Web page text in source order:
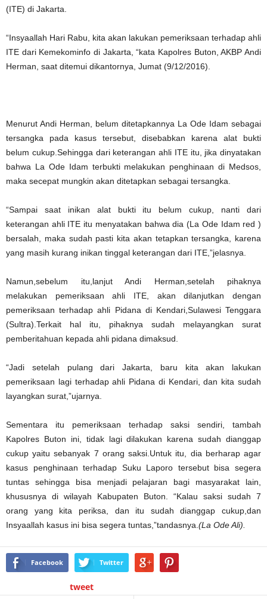
(ITE) di Jakarta.
“Insyaallah Hari Rabu, kita akan lakukan pemeriksaan terhadap ahli
ITE dari Kemekominfo di Jakarta, “kata Kapolres Buton, AKBP Andi
Herman, saat ditemui dikantornya, Jumat (9/12/2016).
Menurut Andi Herman, belum ditetapkannya La Ode Idam sebagai
tersangka pada kasus tersebut, disebabkan karena alat bukti
belum cukup.Sehingga dari keterangan ahli ITE itu, jika dinyatakan
bahwa La Ode Idam terbukti melakukan penghinaan di Medsos,
maka secepat mungkin akan ditetapkan sebagai tersangka.
“Sampai saat inikan alat bukti itu belum cukup, nanti dari
keterangan ahli ITE itu menyatakan bahwa dia (La Ode Idam red )
bersalah, maka sudah pasti kita akan tetapkan tersangka, karena
yang masih kurang inikan tinggal keterangan dari ITE,”jelasnya.
Namun,sebelum itu,lanjut Andi Herman,setelah pihaknya
melakukan pemeriksaan ahli ITE, akan dilanjutkan dengan
pemeriksaan terhadap ahli Pidana di Kendari,Sulawesi Tenggara
(Sultra).Terkait hal itu, pihaknya sudah melayangkan surat
pemberitahuan kepada ahli pidana dimaksud.
“Jadi setelah pulang dari Jakarta, baru kita akan lakukan
pemeriksaan lagi terhadap ahli Pidana di Kendari, dan kita sudah
layangkan surat,”ujarnya.
Sementara itu pemeriksaan terhadap saksi sendiri, tambah
Kapolres Buton ini, tidak lagi dilakukan karena sudah dianggap
cukup yaitu sebanyak 7 orang saksi.Untuk itu, dia berharap agar
kasus penghinaan terhadap Suku Laporo tersebut bisa segera
tuntas sehingga bisa menjadi pelajaran bagi masyarakat lain,
khususnya di wilayah Kabupaten Buton. “Kalau saksi sudah 7
orang yang kita periksa, dan itu sudah dianggap cukup,dan
Insyaallah kasus ini bisa segera tuntas,”tandasnya. (La Ode Ali).
Facebook Twitter
tweet